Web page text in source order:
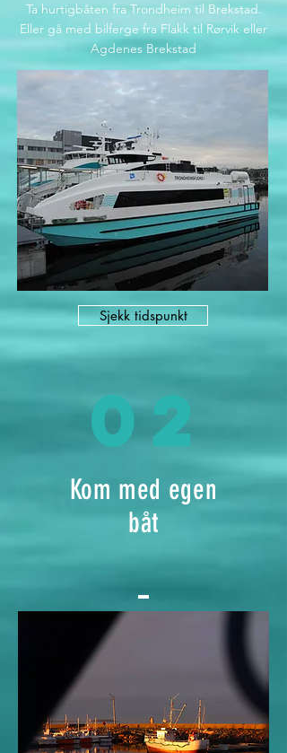
02
Kom med egen
båt
Ta hurtigbåten fra Trondheim til Brekstad.
Eller gå med bilferge fra Flakk til Rørvik eller
Agdenes Brekstad
Sjekk tidspunkt